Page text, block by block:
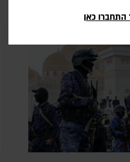
התחברו כאן